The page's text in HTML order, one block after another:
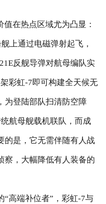
在热点区域尤为凸显：
上通过电磁弹射起飞，
反舰导弹对航母编队实
彩虹-7即可构建全天候无
为登陆部队扫清防空障
航母舰载机联队，而成
的是，它无需伴随有人战
察，大幅降低有人装备的
端补位者”，彩虹-7与